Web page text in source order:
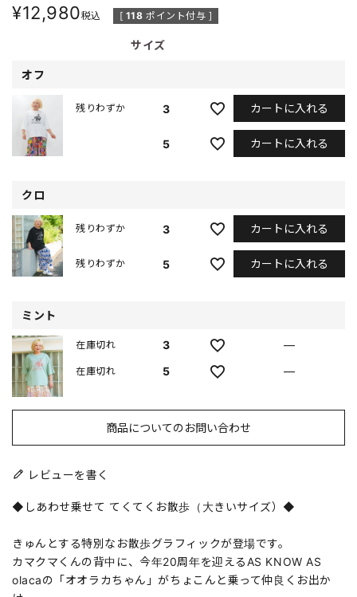
¥12,980税込 [ 118 ポイント付与 ]
サイズ
オフ
3
残りわずか カートに入れる
5 カートに入れる
クロ
3
残りわずか カートに入れる
5
残りわずか カートに入れる
ミント
3
在庫切れ
—
5
在庫切れ —
商品についてのお問い合わせ
レビューを書く
◆しあわせ乗せて てくてくお散歩（大きいサイズ）◆
きゅんとする特別なお散歩グラフィックが登場です。
カマクマくんの背中に、今年20周年を迎えるAS KNOW AS
olacaの「オオラカちゃん」がちょこんと乗って仲良くお出か